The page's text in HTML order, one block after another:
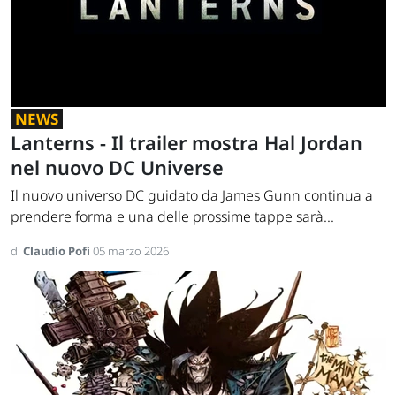
NEWS
Lanterns - Il trailer mostra Hal Jordan
nel nuovo DC Universe
Il nuovo universo DC guidato da James Gunn continua a
prendere forma e una delle prossime tappe sarà...
di Claudio Pofi 05 marzo 2026